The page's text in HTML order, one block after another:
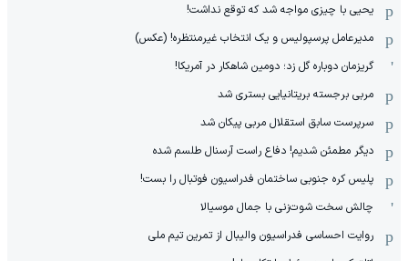
یحیی با چیزی مواجه شد که توقع نداشت!
مدیرعامل پرسپولیس و یک انتخاب غیرمنتظره! (عکس)
گریزمان دوباره گل زد؛ دومین شاهکار در آمریکا!
مربی برجسته بریتانیایی بستری شد
سرپرست سابق استقلال مربی پیکان شد
دیگر مطمئن شدیم! دفاع راست آرسنال طلسم شده
پلیس کره ‌جنوبی ساختمان فدراسیون فوتبال را بست!
چالش سخت شوت‌زنی با جمال موسیالا
روایت احساسی فدراسیون والیبال از تمرین تیم ملی